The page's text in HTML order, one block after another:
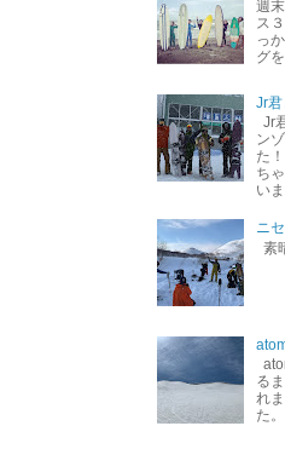
週
ス
っ
グ
Jr
Jr
ン
た
ち
い
ニ
素
る
れ
た